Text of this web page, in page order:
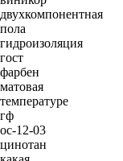
двухкомпонентная
пола
гидроизоляция
гост
фарбен
матовая
температуре
гф
ос-12-03
цинотан